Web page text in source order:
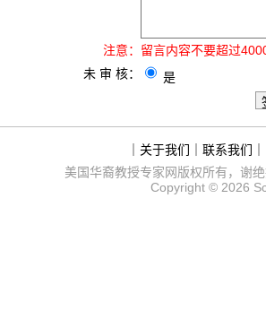
注意： 留言内容不要超过
未 审 核：
是
关于我们 联系我们
美国华裔教授专家网版权所有，谢
Copyright © 2026